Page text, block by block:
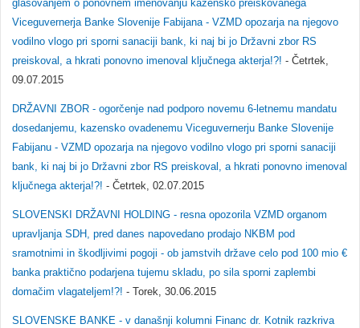
glasovanjem o ponovnem imenovanju kazensko preiskovanega
Viceguvernerja Banke Slovenije Fabijana - VZMD opozarja na njegovo
vodilno vlogo pri sporni sanaciji bank, ki naj bi jo Državni zbor RS
preiskoval, a hkrati ponovno imenoval ključnega akterja!?! - Četrtek,
09.07.2015
DRŽAVNI ZBOR - ogorčenje nad podporo novemu 6-letnemu mandatu
dosedanjemu, kazensko ovadenemu Viceguvernerju Banke Slovenije
Fabijanu - VZMD opozarja na njegovo vodilno vlogo pri sporni sanaciji
bank, ki naj bi jo Državni zbor RS preiskoval, a hkrati ponovno imenoval
ključnega akterja!?! - Četrtek, 02.07.2015
SLOVENSKI DRŽAVNI HOLDING - resna opozorila VZMD organom
upravljanja SDH, pred danes napovedano prodajo NKBM pod
sramotnimi in škodljivimi pogoji - ob jamstvih države celo pod 100 mio €
banka praktično podarjena tujemu skladu, po sila sporni zaplembi
domačim vlagateljem!?! - Torek, 30.06.2015
SLOVENSKE BANKE - v današnji kolumni Financ dr. Kotnik razkriva